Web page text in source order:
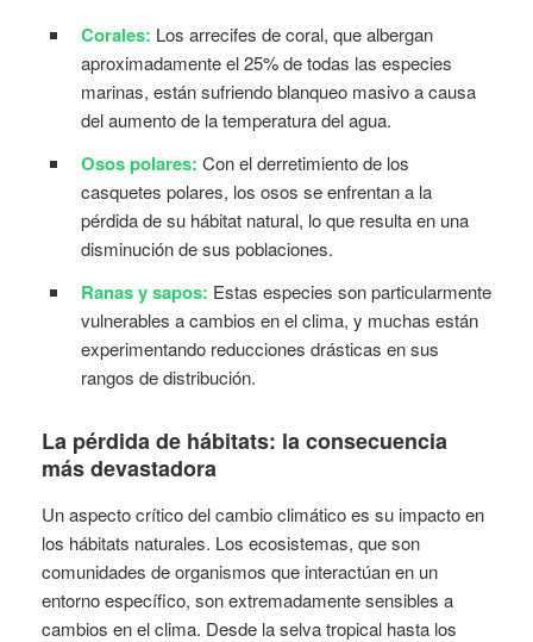
Corales: Los arrecifes de coral, que albergan
aproximadamente el 25% de todas las especies
marinas, están sufriendo blanqueo masivo a causa
del aumento de la temperatura del agua.
Osos polares: Con el derretimiento de los
casquetes polares, los osos se enfrentan a la
pérdida de su hábitat natural, lo que resulta en una
disminución de sus poblaciones.
Ranas y sapos: Estas especies son particularmente
vulnerables a cambios en el clima, y muchas están
experimentando reducciones drásticas en sus
rangos de distribución.
La pérdida de hábitats: la consecuencia
más devastadora
Un aspecto crítico del cambio climático es su impacto en
los hábitats naturales. Los ecosistemas, que son
comunidades de organismos que interactúan en un
entorno específico, son extremadamente sensibles a
cambios en el clima. Desde la selva tropical hasta los